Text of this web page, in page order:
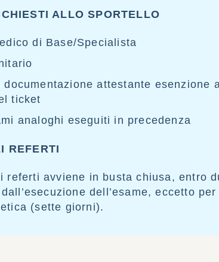
ALLO SPORTELLO
di Base/Specialista
documentazione attestante esenzione
ticket
analoghi eseguiti in precedenza
REFERTI
referti avviene in busta chiusa, entro
dell’esame, eccetto per
(sette giorni).